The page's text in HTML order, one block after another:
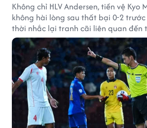
Không chỉ HLV Andersen, tiền vệ Kyo
không hài lòng sau thất bại 0-2
thời nhắc lại tranh cãi liên quan đến
Ohashi.